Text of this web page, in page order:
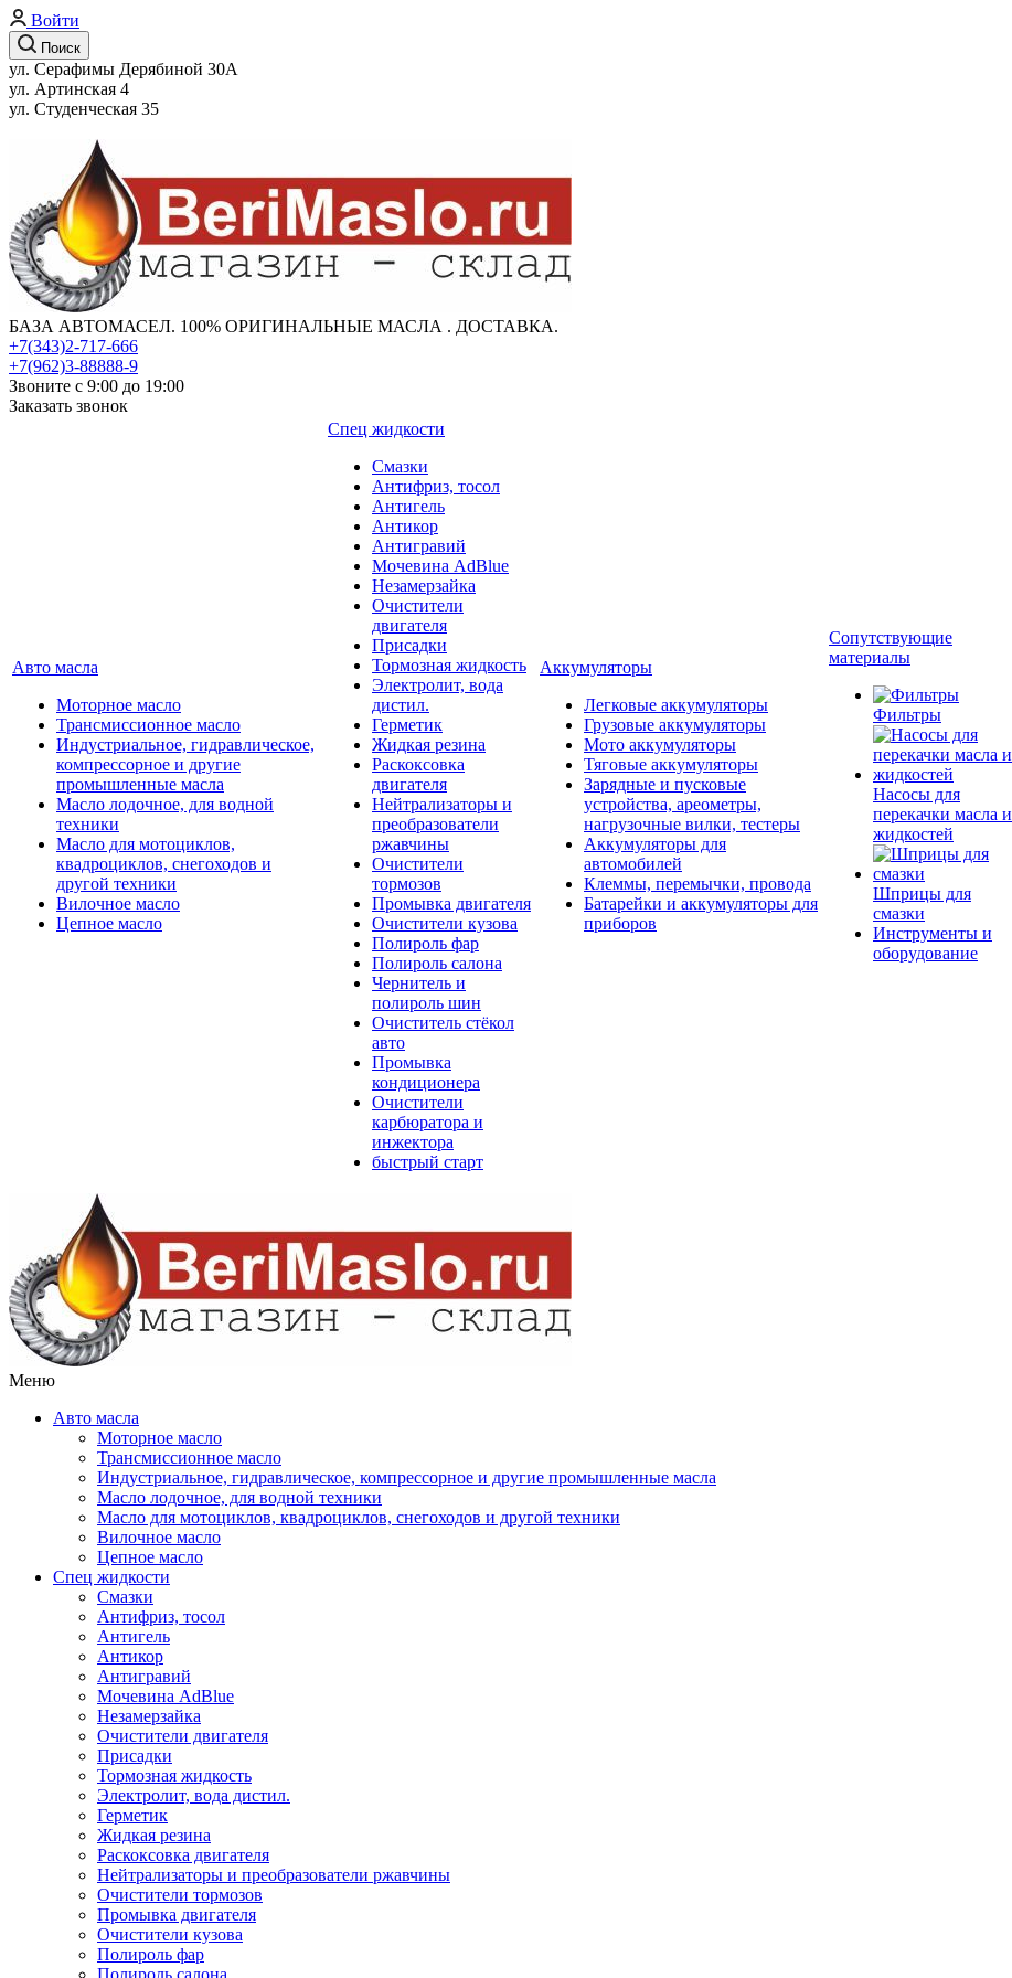
Войти
Поиск
ул. Серафимы Дерябиной 30А
ул. Артинская 4
ул. Студенческая 35
БАЗА АВТОМАСЕЛ. 100% ОРИГИНАЛЬНЫЕ МАСЛА . ДОСТАВКА.
+7(343)2-717-666
+7(962)3-88888-9
Звоните с 9:00 до 19:00
Заказать звонок
Авто масла
Моторное масло
Трансмиссионное масло
Индустриальное, гидравлическое,
компрессорное и другие
промышленные масла
Масло лодочное, для водной
техники
Масло для мотоциклов,
квадроциклов, снегоходов и
другой техники
Вилочное масло
Цепное масло
Спец жидкости
Смазки
Антифриз, тосол
Антигель
Антикор
Антигравий
Мочевина AdBlue
Незамерзайка
Очистители
двигателя
Присадки
Тормозная жидкость
Электролит, вода
дистил.
Герметик
Жидкая резина
Раскоксовка
двигателя
Нейтрализаторы и
преобразователи
ржавчины
Очистители
тормозов
Промывка двигателя
Очистители кузова
Полироль фар
Полироль салона
Чернитель и
полироль шин
Очиститель стёкол
авто
Промывка
кондиционера
Очистители
карбюратора и
инжектора
быстрый старт
Аккумуляторы
Легковые аккумуляторы
Грузовые аккумуляторы
Мото аккумуляторы
Тяговые аккумуляторы
Зарядные и пусковые
устройства, ареометры,
нагрузочные вилки, тестеры
Аккумуляторы для
автомобилей
Клеммы, перемычки, провода
Батарейки и аккумуляторы для
приборов
Сопутствующие
материалы
Фильтры
Насосы для
перекачки масла и
жидкостей
Шприцы для
смазки
Инструменты и
оборудование
Меню
Авто масла
Моторное масло
Трансмиссионное масло
Индустриальное, гидравлическое, компрессорное и другие промышленные масла
Масло лодочное, для водной техники
Масло для мотоциклов, квадроциклов, снегоходов и другой техники
Вилочное масло
Цепное масло
Спец жидкости
Смазки
Антифриз, тосол
Антигель
Антикор
Антигравий
Мочевина AdBlue
Незамерзайка
Очистители двигателя
Присадки
Тормозная жидкость
Электролит, вода дистил.
Герметик
Жидкая резина
Раскоксовка двигателя
Нейтрализаторы и преобразователи ржавчины
Очистители тормозов
Промывка двигателя
Очистители кузова
Полироль фар
Полироль салона